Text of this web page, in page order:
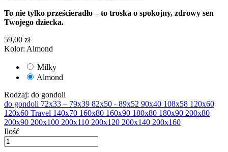
To nie tylko prześcieradło – to troska o spokojny, zdrowy sen
Twojego dziecka.
59,00 zł
Kolor: Almond
Milky
Almond
Rodzaj: do gondoli
do gondoli 72x33 – 79x39 82x50 - 89x52 90x40 108x58 120x60
120x60 Travel 140x70 160x80 160x90 180x80 180x90 200x80
200x90 200x100 200x110 200x120 200x140 200x160
Ilość